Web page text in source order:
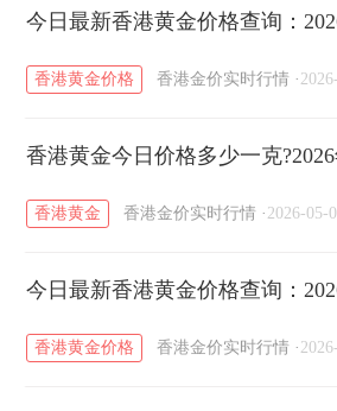
今日最新香港黄金价格查询：
香港黄金价格 香港金价实时行情 ·
香港黄金今日价格多少一克
香港黄金 香港金价实时行情 · 2026-05-
今日最新香港黄金价格查询：
香港黄金价格 香港金价实时行情 ·